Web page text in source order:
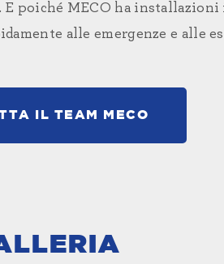
poiché MECO ha installazioni
alle emergenze e alle
IL TEAM MECO